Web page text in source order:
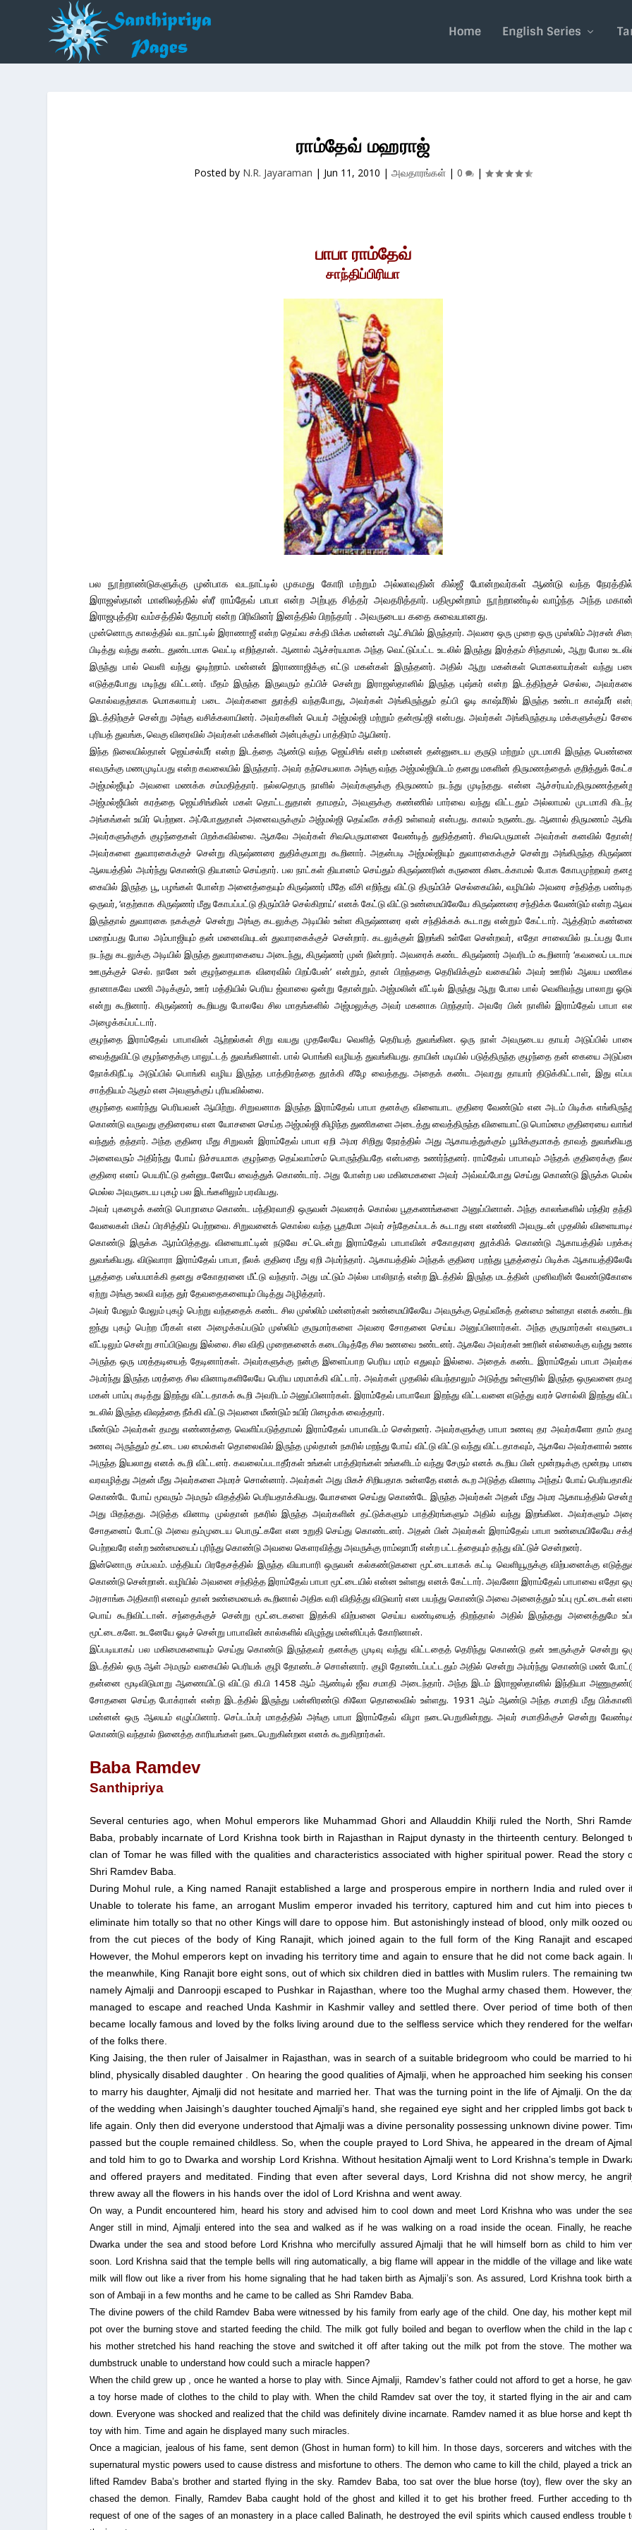
Home English Series
ராம்தேவ் மஹராஜ்
Posted by N.R. Jayaraman | Jun 11, 2010 |அவதாரங்கள் |0 |
பாபா ராம்தேவ்
சாந்திப்பிரியா
பல நூற்றாண்டுகளுக்கு முன்பாக வடநாட்டில் முகமது கோரி மற்றும் அல்லாவுதின் கில்ஜீ போன்றவர்கள் ஆண்டு வந்த
இராஜஸ்தான் மானிலத்தில் ஸ்ரீ ராம்தேவ் பாபா என்ற அற்புத சித்தர் அவதரித்தார். பதிமூன்றாம் நூற்றாண்டில் வாழ்ந்த அந்த
இராஜபுத்திர வம்சத்தில் தோமர் என்ற பிரிவினர் இனத்தில் பிறந்தார் . அவருடைய கதை சுவையானது.
முன்னொரு காலத்தில் வடநாட்டில் இராணாஜீ என்ற தெய்வ சக்தி மிக்க மன்னன் ஆட்சியில் இருந்தார். அவரை ஒரு முறை ஒரு முஸ்லிம் அரசன்
பிடித்து வந்து கண்ட துண்டமாக வெட்டி எறிந்தான். ஆனால் ஆச்சர்யமாக அந்த வெட்டுப்பட்ட உடலில் இருந்து இரத்தம் சிந்தாமல், ஆறு போல
இருந்து பால் வெளி வந்து ஓடிற்றாம். மன்னன் இராணாஜிக்கு எட்டு மகன்கள் இருந்தனர். அதில் ஆறு மகன்கள் மொகலாயர்கள் வந்து
எடுத்தபோது மடிந்து விட்டனர். மீதம் இருந்த இருவரும் தப்பிச் சென்று இராஜஸ்தானில் இருந்த புஷ்கர் என்ற இடத்திற்குச் செல்ல,
கொல்வதற்காக மொகலாயர் படை அவர்களை துரத்தி வந்தபோது, அவர்கள் அங்கிருந்தும் தப்பி ஓடி காஷ்மீரில் இருந்த உண்டா காஷ்மீர்
இடத்திற்குச் சென்று அங்கு வசிக்கலாயினர். அவர்களின் பெயர் அஜ்மல்ஜி மற்றும் தன்ரூப்ஜி என்பது. அவர்கள் அங்கிருந்தபடி மக்களுக்குப்
புரியத் துவங்க, வெகு விரைவில் அவர்கள் மக்களின் அன்புக்குப் பாத்திரம் ஆயினர்.
இந்த நிலையில்தான் ஜெய்சல்மீர் என்ற இடத்தை ஆண்டு வந்த ஜெய்சிங் என்ற மன்னன் தன்னுடைய குருடு மற்றும் முடமாகி இருந்த
எவருக்கு மணமுடிப்பது என்ற கவலையில் இருந்தார். அவர் தற்செயலாக அங்கு வந்த அஜ்மல்ஜியிடம் தனது மகளின் திருமணத்தைக் குறித்துக்
அஜ்மல்ஜீயும் அவளை மணக்க சம்மதித்தார். நல்லதொரு நாளில் அவர்களுக்கு திருமணம் நடந்து முடிந்தது. என்ன
அஜ்மல்ஜீயின் கரத்தை ஜெய்சிங்கின் மகள் தொட்டதுதான் தாமதம், அவளுக்கு கண்ணில் பார்வை வந்து விட்டதும் அல்லாமல் முடமாகி
அங்கங்கள் உயிர் பெற்றன. அப்போதுதான் அனைவருக்கும் அஜ்மல்ஜி தெய்வீக சக்தி உள்ளவர் என்பது. காலம் உருண்டது. ஆனால் திருமணம்
அவர்களுக்குக் குழந்தைகள் பிறக்கவில்லை. ஆகவே அவர்கள் சிவபெருமானை வேண்டித் துதித்தனர். சிவபெருமான் அவர்கள் கனவில்
அவர்களை துவாரகைக்குச் சென்று கிருஷ்ணரை துதிக்குமாறு கூறினார். அதன்படி அஜ்மல்ஜியும் துவாரகைக்குச் சென்று அங்கிருந்த
ஆலயத்தில் அமர்ந்து கொண்டு தியானம் செய்தார். பல நாட்கள் தியானம் செய்தும் கிருஷ்ணரின் கருணை கிடைக்காமல் போக கோபமுற்றவர்
கையில் இருந்த பூ, பழங்கள் போன்ற அனைத்தையும் கிருஷ்ணர் மீதே வீசி எறிந்து விட்டு திரும்பிச் செல்கையில், வழியில் அவரை சந்தித்த
ஒருவர், ‘எதற்காக கிருஷ்ணர் மீது கோபப்பட்டு திரும்பிச் செல்கிறாய்’ எனக் கேட்டு விட்டு உண்மையிலேயே கிருஷ்ணரை சந்திக்க வேண்டும் என்ற
இருந்தால் துவாரகை நகக்குச் சென்று அங்கு கடலுக்கு அடியில் உள்ள கிருஷ்ணரை ஏன் சந்திக்கக் கூடாது என்றும் கேட்டார். ஆத்திரம்
மறைப்பது போல அம்பாஜியும் தன் மனைவியுடன் துவாரகைக்குச் சென்றார். கடலுக்குள் இறங்கி உள்ளே சென்றவர், எதோ சாலையில் நடப்பது
நடந்து கடலுக்கு அடியில் இருந்த துவாரகையை அடைந்து, கிருஷ்ணர் முன் நின்றார். அவரைக் கண்ட கிருஷ்ணர் அவரிடம் கூறினார் ‘கவலைப்
ஊருக்குச் செல். நானே உன் குழந்தையாக விரைவில் பிறப்பேன்’ என்றும், தான் பிறந்ததை தெரிவிக்கும் வகையில் அவர் ஊரில் ஆலய
தானாகவே மணி அடிக்கும், ஊர் மத்தியில் பெரிய ஜ்வாலை ஒன்று தோன்றும். அஜ்மலின் வீட்டில் இருந்து ஆறு போல பால் வெளிவந்து பாலாறு
என்று கூறினார். கிருஷ்ணர் கூறியது போலவே சில மாதங்களில் அஜ்மலுக்கு அவர் மகனாக பிறந்தார். அவரே பின் நாளில் இராம்தேவ் பாபா
அழைக்கப்பட்டார்.
குழந்தை இராம்தேவ் பாபாவின் ஆற்றல்கள் சிறு வயது முதலேயே வெளித் தெரியத் துவங்கின. ஒரு நாள் அவருடைய தாயர் அடுப்பில்
வைத்துவிட்டு குழந்தைக்கு பாலுட்டத் துவங்கினாள். பால் பொங்கி வழியத் துவங்கியது. தாயின் மடியில் படுத்திருந்த குழந்தை தன் கையை
நோக்கிநீட்டி அடுப்பில் பொங்கி வழிய இருந்த பாத்திரத்தை தூக்கி கீழே வைத்தது. அதைக் கண்ட அவரது தாயார் திடுக்கிட்டாள், இது
சாத்தியம் ஆகும் என அவளுக்குப் புரியவில்லை.
குழந்தை வளர்ந்து பெரியவன் ஆயிற்று. சிறுவனாக இருந்த இராம்தேவ் பாபா தனக்கு விளையாட குதிரை வேண்டும் என அடம் பிடிக்க
கொண்டு வருவது குதிரையை என யோசனை செய்த அஜ்மல்ஜி கிழிந்த துணிகளை அடைத்து வைத்திருந்த விளையாட்டு பொம்மை குதிரையை
வந்துத் தந்தார். அந்த குதிரை மீது சிறுவன் இராம்தேவ் பாபா ஏறி அமர சிறிது நேரத்தில் அது ஆகாயத்துக்கும் பூமிக்குமாகத் தாவத்
அனைவரும் அதிர்ந்து போய் நிச்சயமாக குழந்தை தெய்வாம்சம் பொருந்தியதே என்பதை உணர்ந்தனர். ராம்தேவ் பாபாவும் அந்தக் குதிரைக்கு
குதிரை எனப் பெயரிட்டு தன்னுடனேயே வைத்துக் கொண்டார். அது போன்ற பல மகிமைகளை அவர் அவ்வப்போது செய்து கொண்டு இருக்க
மெல்ல அவருடைய புகழ் பல இடங்களிலும் பரவியது.
அவர் புகழைக் கண்டு பொறாமை கொண்ட மந்திரவாதி ஒருவன் அவரைக் கொல்ல பூதகணங்களை அனுப்பினான். அந்த காலங்களில் மந்திர
வேலைகள் மிகப் பிரசித்திப் பெற்றவை. சிறுவனைக் கொல்ல வந்த பூதமோ அவர் சந்தேகப்படக் கூடாது என எண்ணி அவருடன் முதலில்
கொண்டு இருக்க ஆரம்பித்தது. விளையாட்டின் நடுவே சட்டென்று இராம்தேவ் பாபாவின் சகோதரரை தூக்கிக் கொண்டு ஆகாயத்தில்
துவங்கியது. விடுவாரா இராம்தேவ் பாபா, நீலக் குதிரை மீது ஏறி அமர்ந்தார். ஆகாயத்தில் அந்தக் குதிரை பறந்து பூதத்தைப் பிடிக்க
பூதத்தை பஸ்பமாக்கி தனது சகோதரனை மீட்டு வந்தார். அது மட்டும் அல்ல பாலிநாத் என்ற இடத்தில் இருந்த மடத்தின் முனிவரின்
ஏற்று அங்கு உலவி வந்த துர் தேவதைகளையும் பிடித்து அழித்தார்.
அவர் மேலும் மேலும் புகழ் பெற்று வந்ததைக் கண்ட சில முஸ்லிம் மன்னர்கள் உண்மையிலேயே அவருக்கு தெய்வீகத் தன்மை உள்ளதா எனக்
ஐந்து புகழ் பெற்ற பீர்கள் என அழைக்கப்படும் முஸ்லிம் குருமார்களை அவரை சோதனை செய்ய அனுப்பினார்கள். அந்த குருமார்கள்
வீட்டிலும் சென்று சாப்பிடுவது இல்லை. சில விதி முறைகனைக் கடைபிடித்தே சில உணவை உண்டனர். ஆகவே அவர்கள் ஊரின் எல்லைக்கு வந்து
அருந்த ஒரு மரத்தடியைத் தேடினார்கள். அவர்களுக்கு நன்கு இளைப்பாற பெரிய மரம் எதுவும் இல்லை. அதைக் கண்ட இராம்தேவ் பாபா
அமர்ந்து இருந்த மரத்தை சில வினாடிகளிலேயே பெரிய மரமாக்கி விட்டார். அவர்கள் முதலில் வியந்தாலும் அடுத்து உள்ளூரில் இருந்த ஒருவனை
மகன் பாம்பு கடித்து இறந்து விட்டதாகக் கூறி அவரிடம் அனுப்பினார்கள். இராம்தேவ் பாபாவோ இறந்து விட்டவனை எடுத்து வரச் சொல்லி இறந்து
உடலில் இருந்த விஷத்தை நீக்கி விட்டு அவனை மீண்டும் உயிர் பிழைக்க வைத்தார்.
மீண்டும் அவர்கள் தமது எண்ணத்தை வெளிப்படுத்தாமல் இராம்தேவ் பாபாவிடம் சென்றனர். அவர்களுக்கு பாபா உணவு தர அவர்களோ தாம்
உணவு அருந்தும் தட்டை பல மைல்கள் தொலைவில் இருந்த முல்தான் நகரில் மறந்து போய் விட்டு விட்டு வந்து விட்டதாகவும், ஆகவே அவர்களால்
அருந்த இயலாது எனக் கூறி விட்டனர். கவலைப்படாதீர்கள் உங்கள் பாத்திரங்கள் உங்களிடம் வந்து சேரும் எனக் கூறிய பின் மூன்றடிக்கு மூன்றடி
வரவழித்து அதன் மீது அவர்களை அமரச் சொன்னார். அவர்கள் அது மிகச் சிறியதாக உன்ளதே எனக் கூற அடுத்த வினாடி அந்தப் போய்
கொண்டே போய் மூவரும் அமரும் விதத்தில் பெரியதாக்கியது. யோசனை செய்து கொண்டே இருந்த அவர்கள் அதன் மீது அமர ஆகாயத்தில்
அது மிதந்தது. அடுத்த வினாடி முல்தான் நகரில் இருந்த அவர்களின் தட்டுக்களும் பாத்திரங்களும் அதில் வந்து இறங்கின. அவர்களும்
சோதனைப் போட்டு அவை தம்முடைய பொருட்களே என உறுதி செய்து கொண்டனர். அதன் பின் அவர்கள் இராம்தேவ் பாபா உண்மையிலேயே
பெற்றவரே என்ற உண்மையைப் புரிந்து கொண்டு அவலை கௌரவித்து அவருக்கு ராம்ஷாபீர் என்ற பட்டத்தையும் தந்து விட்டுச் சென்றனர்.
இன்னொரு சம்பவம். மத்தியப் பிரதேசத்தில் இருந்த வியாபாரி ஒருவன் கல்கண்டுகளை மூட்டையாகக் கட்டி வெளியூருக்கு விற்பனைக்கு
கொண்டு சென்றான். வழியில் அவனை சந்தித்த இராம்தேவ் பாபா மூட்டையில் என்ன உள்ளது எனக் கேட்டார். அவனோ இராம்தேவ் பாபாவை எதோ
அரசாங்க அதிகாரி எனவும் தான் உண்மையைக் கூறினால் அதிக வரி விதித்து விடுவார் என பயந்து கொண்டு அவை அனைத்தும் உப்பு மூட்டைகள்
பொய் கூறிவிட்டான். சந்தைக்குச் சென்று மூட்டைகளை இறக்கி விற்பனை செய்ய வண்டியைத் திறந்தால் அதில் இருந்தது அனைத்துமே
மூட்டைகளே. உடனேயே ஓடிச் சென்று பாபாவின் கால்களில் விழுந்து மன்னிப்புக் கோரினான்.
இப்படியாகப் பல மகிமைகளையும் செய்து கொண்டு இருந்தவர் தனக்கு முடிவு வந்து விட்டதைத் தெரிந்து கொண்டு தன் ஊருக்குச் சென்று
இடத்தில் ஒரு ஆள் அமரும் வகையில் பெரியக் குழி தோண்டச் சொன்னார். குழி தோண்டப்பட்டதும் அதில் சென்று அமர்ந்து கொண்டு மண்
தன்னை மூடிவிடுமாறு ஆணையிட்டு விட்டு கி.பி 1458 ஆம் ஆண்டில் ஜீவ சமாதி அடைந்தார். அந்த இடம் இராஜஸ்தானில் இந்தியா
சோதனை செய்த போக்ரான் என்ற இடத்தில் இருந்து பன்னிரண்டு கிலோ தொலைவில் உள்ளது. 1931 ஆம் ஆண்டு அந்த சமாதி மீது
மன்னன் ஒரு ஆலயம் எழுப்பினார். செப்டம்பர் மாதத்தில் அங்கு பாபா இராம்தேவ் விழா நடைபெறுகின்றது. அவர் சமாதிக்குச் சென்று
கொண்டு வந்தால் நினைத்த காரியங்கள் நடைபெறுகின்றன எனக் கூறுகிறார்கள்.
Baba Ramdev
Santhipriya
Several centuries ago, when Mohul emperors like Muhammad Ghori and Allauddin Khilji ruled the North, Shri
Baba, probably incarnate of Lord Krishna took birth in Rajasthan in Rajput dynasty in the thirteenth century. Belonged
clan of Tomar he was filled with the qualities and characteristics associated with higher spiritual power. Read the story
Shri Ramdev Baba.
During Mohul rule, a King named Ranajit established a large and prosperous empire in northern India and ruled over
Unable to tolerate his fame, an arrogant Muslim emperor invaded his territory, captured him and cut him into pieces
eliminate him totally so that no other Kings will dare to oppose him. But astonishingly instead of blood, only milk oozed
from the cut pieces of the body of King Ranajit, which joined again to the full form of the King Ranajit and escaped.
However, the Mohul emperors kept on invading his territory time and again to ensure that he did not come back again.
the meanwhile, King Ranajit bore eight sons, out of which six children died in battles with Muslim rulers. The remaining
namely Ajmalji and Danroopji escaped to Pushkar in Rajasthan, where too the Mughal army chased them. However,
managed to escape and reached Unda Kashmir in Kashmir valley and settled there. Over period of time both of
became locally famous and loved by the folks living around due to the selfless service which they rendered for the
of the folks there.
King Jaising, the then ruler of Jaisalmer in Rajasthan, was in search of a suitable bridegroom who could be married to
blind, physically disabled daughter . On hearing the good qualities of Ajmalji, when he approached him seeking his
to marry his daughter, Ajmalji did not hesitate and married her. That was the turning point in the life of Ajmalji. On the
of the wedding when Jaisingh’s daughter touched Ajmalji’s hand, she regained eye sight and her crippled limbs got back
life again. Only then did everyone understood that Ajmalji was a divine personality possessing unknown divine power.
passed but the couple remained childless. So, when the couple prayed to Lord Shiva, he appeared in the dream of
and told him to go to Dwarka and worship Lord Krishna. Without hesitation Ajmalji went to Lord Krishna’s temple in
and offered prayers and meditated. Finding that even after several days, Lord Krishna did not show mercy, he
threw away all the flowers in his hands over the idol of Lord Krishna and went away.
On way, a Pundit encountered him, heard his story and advised him to cool down and meet Lord Krishna who was under the
Anger still in mind, Ajmalji entered into the sea and walked as if he was walking on a road inside the ocean. Finally, he
Dwarka under the sea and stood before Lord Krishna who mercifully assured Ajmalji that he will himself born as child to him
soon. Lord Krishna said that the temple bells will ring automatically, a big flame will appear in the middle of the village and like
milk will flow out like a river from his home signaling that he had taken birth as Ajmalji’s son. As assured, Lord Krishna took birth
son of Ambaji in a few months and he came to be called as Shri Ramdev Baba.
The divine powers of the child Ramdev Baba were witnessed by his family from early age of the child. One day, his mother kept
pot over the burning stove and started feeding the child. The milk got fully boiled and began to overflow when the child in the lap
his mother stretched his hand reaching the stove and switched it off after taking out the milk pot from the stove. The mother
dumbstruck unable to understand how could such a miracle happen?
When the child grew up , once he wanted a horse to play with. Since Ajmalji, Ramdev’s father could not afford to get a horse, he
a toy horse made of clothes to the child to play with. When the child Ramdev sat over the toy, it started flying in the air and
down. Everyone was shocked and realized that the child was definitely divine incarnate. Ramdev named it as blue horse and kept
toy with him. Time and again he displayed many such miracles.
Once a magician, jealous of his fame, sent demon (Ghost in human form) to kill him. In those days, sorcerers and witches with
supernatural mystic powers used to cause distress and misfortune to others. The demon who came to kill the child, played a trick
lifted Ramdev Baba’s brother and started flying in the sky. Ramdev Baba, too sat over the blue horse (toy), flew over the sky
chased the demon. Finally, Ramdev Baba caught hold of the ghost and killed it to get his brother freed. Further acceding to
request of one of the sages of an monastery in a place called Balinath, he destroyed the evil spirits which caused endless trouble